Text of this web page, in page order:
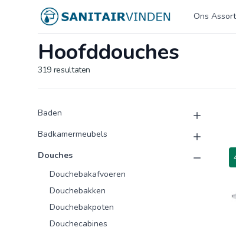
Logo sanitairvinden.nl Ons
Hoofddouches
319 resultaten
Producten
Product categorieën
Baden
Badkamermeubels
Douches
Douchebakafvoeren
Douchebakken
Douchebakpoten
Douchecabines